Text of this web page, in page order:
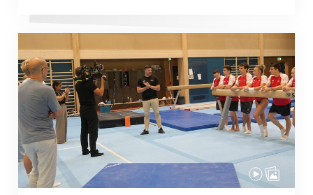
Mit klaren Zielen nach Zagreb